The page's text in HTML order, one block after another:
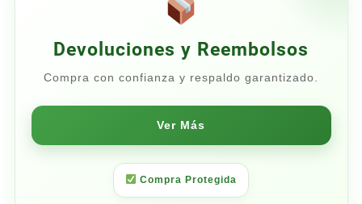
Devoluciones y Reembolsos
Compra con confianza y respaldo garantizado.
Ver Más
Compra Protegida